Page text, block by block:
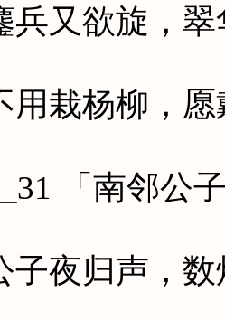
又欲旋，翠
栽杨柳，愿
「南邻公
夜归声，数